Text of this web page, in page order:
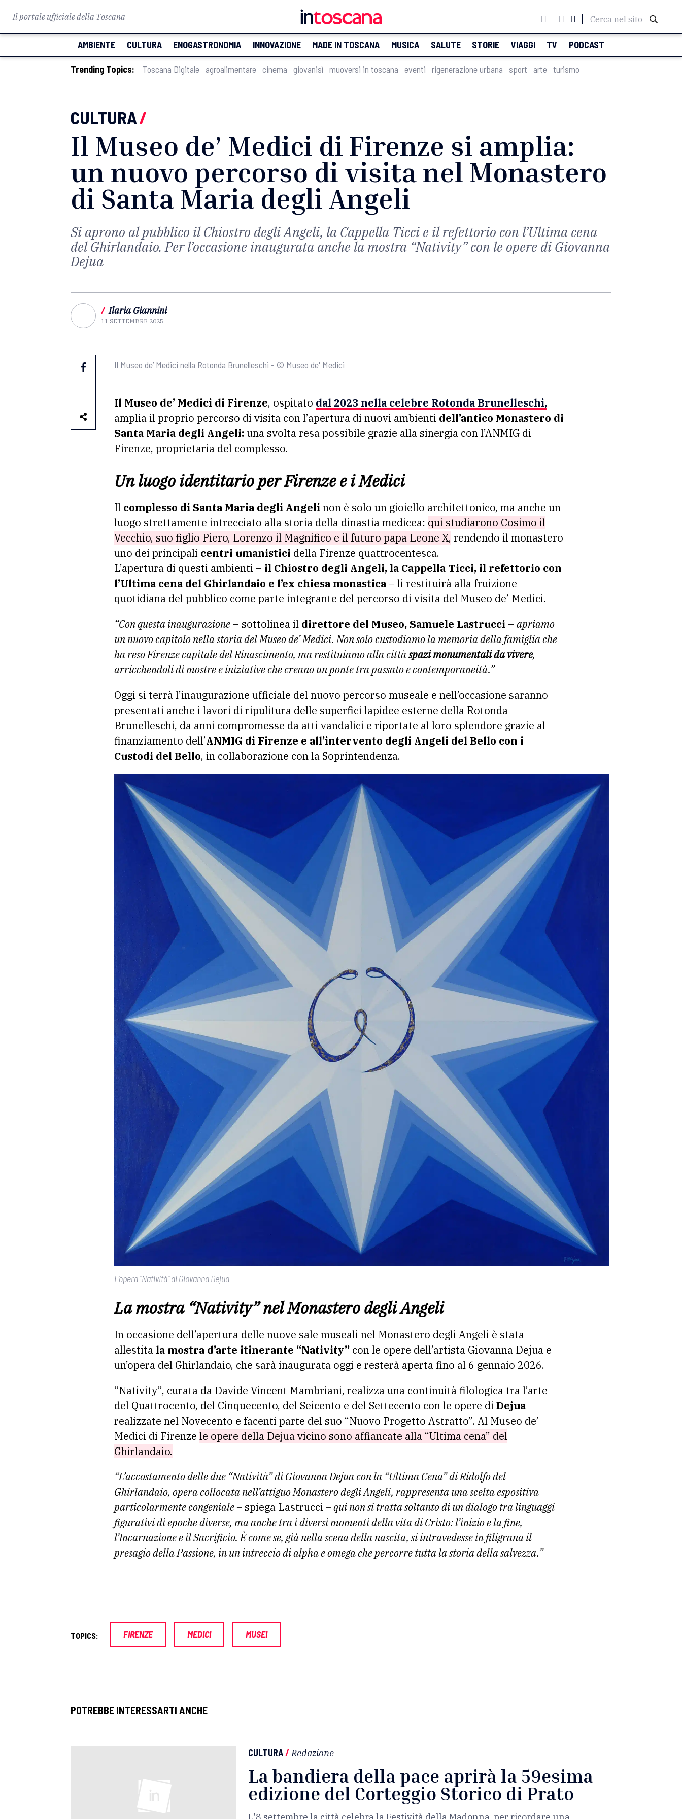
Il portale ufficiale della Toscana Cerca nel sito
AMBIENTE CULTURA ENOGASTRONOMIA INNOVAZIONE MADE IN TOSCANA MUSICA SALUTE STORIE VIAGGI TV PODCAST
Trending Topics: Toscana Digitale agroalimentare cinema giovanisì muoversi in toscana eventi rigenerazione urbana sport arte turismo
CULTURA/
Il Museo de’ Medici di Firenze si amplia:
un nuovo percorso di visita nel Monastero
di Santa Maria degli Angeli
Si aprono al pubblico il Chiostro degli Angeli, la Cappella Ticci e il refettorio con l’Ultima cena
del Ghirlandaio. Per l’occasione inaugurata anche la mostra “Nativity” con le opere di Giovanna
Dejua
/ Ilaria Giannini
11 SETTEMBRE 2025
Il Museo de’ Medici nella Rotonda Brunelleschi - © Museo de' Medici
Il Museo de’ Medici di Firenze, ospitato dal 2023 nella celebre Rotonda Brunelleschi,
amplia il proprio percorso di visita con l’apertura di nuovi ambienti dell’antico Monastero di
Santa Maria degli Angeli:una svolta resa possibile grazie alla sinergia con l’ANMIG di
Firenze, proprietaria del complesso.
Un luogo identitario per Firenze e i Medici
Il complesso di Santa Maria degli Angeli non è solo un gioiello architettonico, ma anche un
luogo strettamente intrecciato alla storia della dinastia medicea: qui studiarono Cosimo il
Vecchio, suo figlio Piero, Lorenzo il Magnifico e il futuro papa Leone X, rendendo il monastero
uno dei principali centri umanistici della Firenze quattrocentesca.
L’apertura di questi ambienti – il Chiostro degli Angeli, la Cappella Ticci, il refettorio con
l’Ultima cena del Ghirlandaio e l’ex chiesa monastica – li restituirà alla fruizione
quotidiana del pubblico come parte integrante del percorso di visita del Museo de’ Medici.
“Con questa inaugurazione – sottolinea il direttore del Museo, Samuele Lastrucci – apriamo
un nuovo capitolo nella storia del Museo de’ Medici. Non solo custodiamo la memoria della famiglia che
ha reso Firenze capitale del Rinascimento, ma restituiamo alla cittàspazi monumentali da vivere,
arricchendoli di mostre e iniziative che creano un ponte tra passato e contemporaneità.”
Oggi si terrà l’inaugurazione ufficiale del nuovo percorso museale e nell’occasione saranno
presentati anche i lavori di ripulitura delle superfici lapidee esterne della Rotonda
Brunelleschi, da anni compromesse da atti vandalici e riportate al loro splendore grazie al
finanziamento dell’ANMIG di Firenze e all’intervento degli Angeli del Bello con i
Custodi del Bello, in collaborazione con la Soprintendenza.
L’opera “Natività” di Giovanna Dejua
La mostra “Nativity” nel Monastero degli Angeli
In occasione dell’apertura delle nuove sale museali nel Monastero degli Angeli è stata
allestita la mostra d’arte itinerante “Nativity” con le opere dell’artista Giovanna Dejua e
un’opera del Ghirlandaio, che sarà inaugurata oggi e resterà aperta fino al 6 gennaio 2026.
“Nativity”, curata da Davide Vincent Mambriani, realizza una continuità filologica tra l’arte
del Quattrocento, del Cinquecento, del Seicento e del Settecento con le opere di Dejua
realizzate nel Novecento e facenti parte del suo “Nuovo Progetto Astratto”. Al Museo de’
Medici di Firenze le opere della Dejua vicino sono affiancate alla “Ultima cena” del
Ghirlandaio.
“L’accostamento delle due “Natività” di Giovanna Dejua con la “Ultima Cena” di Ridolfo del
Ghirlandaio, opera collocata nell’attiguo Monastero degli Angeli, rappresenta una scelta espositiva
particolarmente congeniale – spiega Lastrucci – qui non si tratta soltanto di un dialogo tra linguaggi
figurativi di epoche diverse, ma anche tra i diversi momenti della vita di Cristo: l’inizio e la fine,
l’Incarnazione e il Sacrificio. È come se, già nella scena della nascita, si intravedesse in filigrana il
presagio della Passione, in un intreccio di alpha e omega che percorre tutta la storia della salvezza.”
TOPICS: FIRENZE MEDICI MUSEI
POTREBBE INTERESSARTI ANCHE
CULTURA/ Redazione
La bandiera della pace aprirà la 59esima
edizione del Corteggio Storico di Prato